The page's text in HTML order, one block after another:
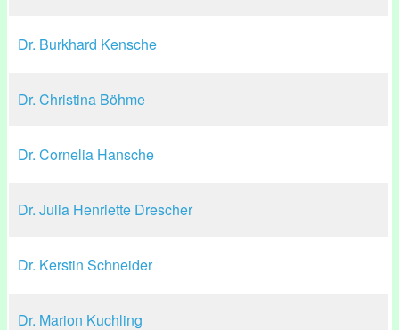
Dr. Burkhard Kensche
Dr. Christina Böhme
Dr. Cornelia Hansche
Dr. Julia Henriette Drescher
Dr. Kerstin Schneider
Dr. Marion Kuchling